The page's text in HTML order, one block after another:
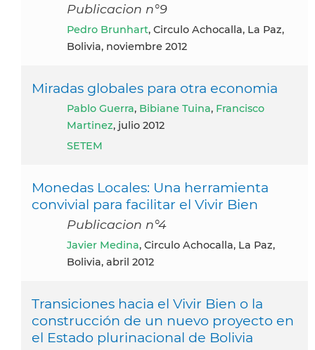
Publicacion n°9
Pedro Brunhart, Circulo Achocalla, La Paz,
Bolivia, noviembre 2012
Miradas globales para otra economia
Pablo Guerra, Bibiane Tuina, Francisco
Martinez, julio 2012
SETEM
Monedas Locales: Una herramienta
convivial para facilitar el Vivir Bien
Publicacion n°4
Javier Medina, Circulo Achocalla, La Paz,
Bolivia, abril 2012
Transiciones hacia el Vivir Bien o la
construcción de un nuevo proyecto en
el Estado plurinacional de Bolivia